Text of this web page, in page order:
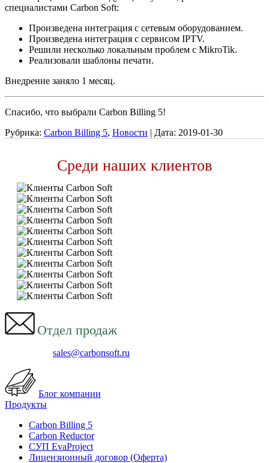
специалистами Carbon Soft:
Произведена интеграция с сетевым оборудованием.
Произведена интеграция с сервисом IPTV.
Решили несколько локальным проблем с MikroTik.
Реализовали шаблоны печати.
Внедрение заняло 1 месяц.
Спасибо, что выбрали Carbon Billing 5!
Рубрика: Carbon Billing 5, Новости | Дата: 2019-01-30
Среди наших клиентов
Отдел продаж
sales@carbonsoft.ru
Блог компании
Продукты
Carbon Billing 5
Carbon Reductor
СУП EvaProject
Лицензионный договор (Оферта)